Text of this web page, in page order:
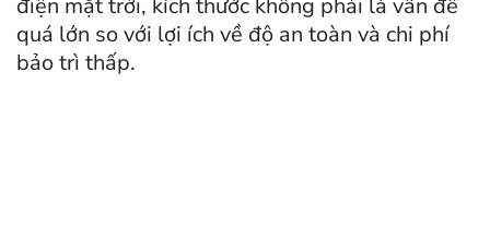
điện mặt trời, kích thước không phải là vấn đề
quá lớn so với lợi ích về độ an toàn và chi phí
bảo trì thấp.